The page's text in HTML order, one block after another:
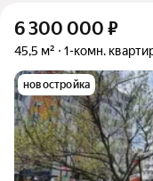
6 300 000 ₽
45,5 м² 1-комн.
новостройка